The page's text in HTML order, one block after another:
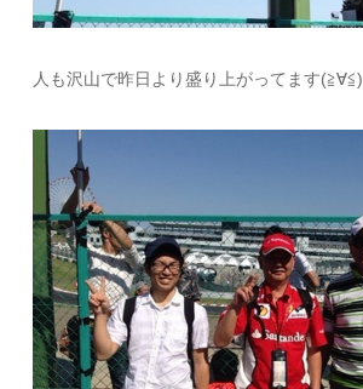
人も沢山で昨日より盛り上がってます(≧∀≦)